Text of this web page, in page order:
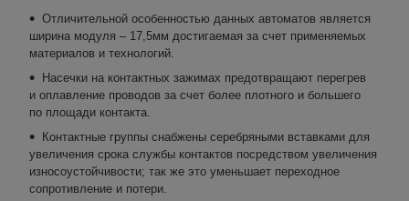
Отличительной особенностью данных автоматов является
ширина модуля – 17,5мм достигаемая за счет применяемых
материалов и технологий.
Насечки на контактных зажимах предотвращают перегрев
и оплавление проводов за счет более плотного и большего
по площади контакта.
Контактные группы снабжены серебряными вставками для
увеличения срока службы контактов посредством увеличения
износоустойчивости; так же это уменьшает переходное
сопротивление и потери.